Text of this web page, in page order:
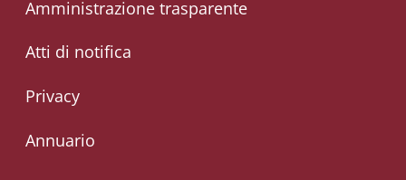
Amministrazione trasparente
Atti di notifica
Privacy
Annuario